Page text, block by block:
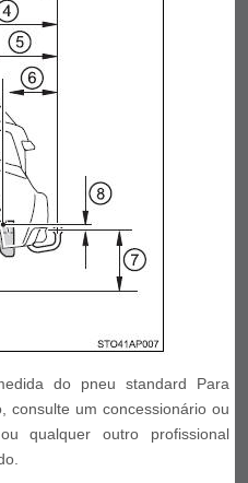
do pneu standard Para
consulte um concessionário ou
qualquer outro profissional